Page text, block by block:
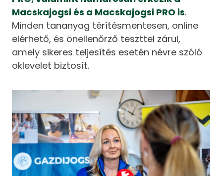
Macskajogsi és a Macskajogsi PRO is.
Minden tananyag térítésmentesen, online
elérhető, és önellenőrző teszttel zárul,
amely sikeres teljesítés esetén névre szóló
oklevelet biztosít.